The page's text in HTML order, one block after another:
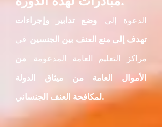
الدعوة إلى
وضع تدابير وإجراءات
تهدف إلى منع العنف بين الجنسين في
مراكز التعليم العامة المدعومة
من
الأموال العامة من ميثاق الدولة
لمكافحة العنف الجنساني.